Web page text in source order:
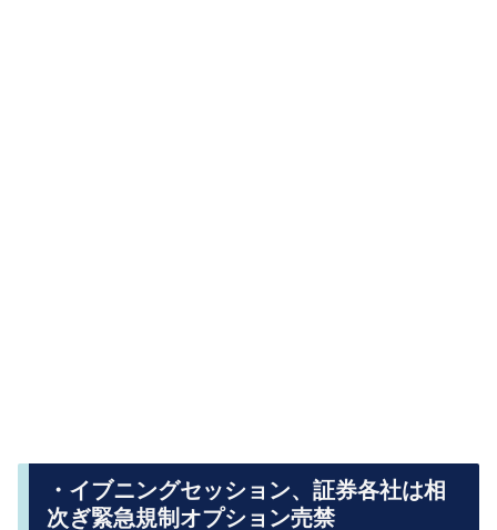
・イブニングセッション、証券各社は相
次ぎ緊急規制オプション売禁